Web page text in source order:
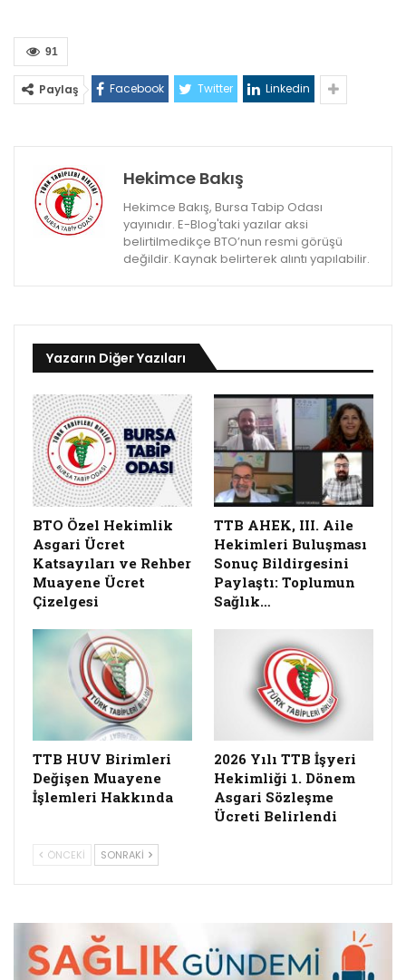
91
Paylaş Facebook Twitter Linkedin
Hekimce Bakış
Hekimce Bakış, Bursa Tabip Odası
yayınıdır. E-Blog'taki yazılar aksi
belirtilmedikçe BTO’nun resmi görüşü
değildir. Kaynak belirterek alıntı yapılabilir.
Yazarın Diğer Yazıları
BTO Özel Hekimlik
Asgari Ücret
Katsayıları ve Rehber
Muayene Ücret
Çizelgesi
TTB AHEK, III. Aile
Hekimleri Buluşması
Sonuç Bildirgesini
Paylaştı: Toplumun
Sağlık…
TTB HUV Birimleri
Değişen Muayene
İşlemleri Hakkında
2026 Yılı TTB İşyeri
Hekimliği 1. Dönem
Asgari Sözleşme
Ücreti Belirlendi
ÖNCEKI SONRAKI